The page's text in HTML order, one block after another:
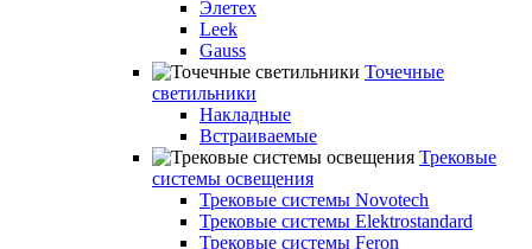
Элетех
Leek
Gauss
Точечные
светильники
Накладные
Встраиваемые
Трековые
системы освещения
Трековые системы Novotech
Трековые системы Elektrostandard
Трековые системы Feron